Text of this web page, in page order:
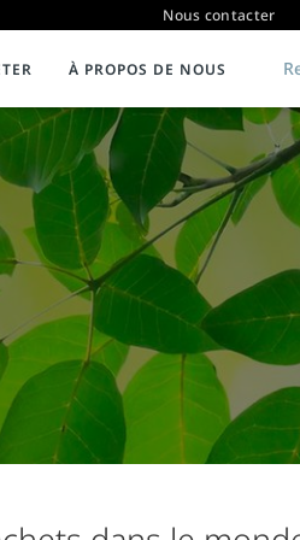
Nous contacter
DE RESTAURATION
de déchets
de collecte
d'eau chaude commerciaux
de mise en pâte
de ressources sur les produits
réduire le gaspillage alimentaire
101
Informations sur la garantie
À PROPOS DE NOUS